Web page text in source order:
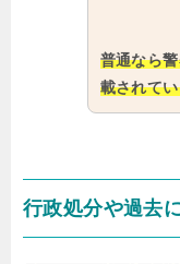
普通なら
載されて
行政処分や過去